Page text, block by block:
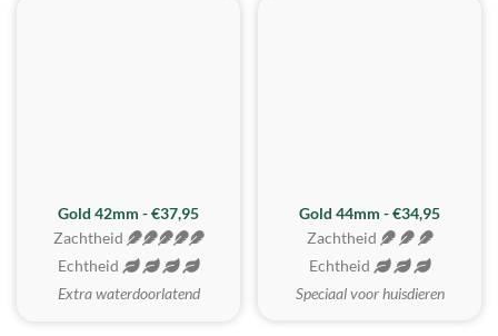
ZACHTSTE
Gold 42mm - €37,95
Zachtheid
Echtheid
Extra waterdoorlatend
Gold 44mm - €34,95
Zachtheid
Echtheid
Speciaal voor huisdieren